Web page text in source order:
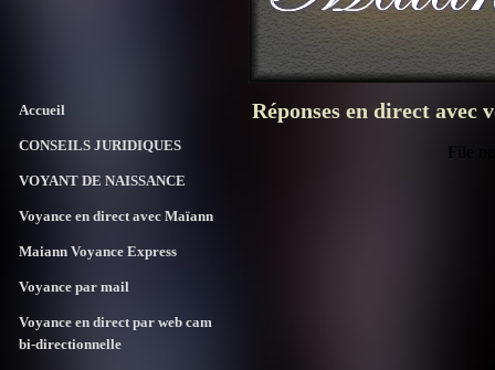
Accueil
CONSEILS JURIDIQUES
VOYANT DE NAISSANCE
Voyance en direct avec Maïann
Maiann Voyance Express
Voyance par mail
Voyance en direct par web cam
bi-directionnelle
Réponses en direct avec